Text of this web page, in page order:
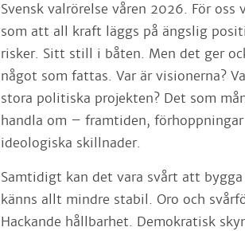
Svensk valrörelse våren 2026. För
som att all kraft läggs på ängslig
risker. Sitt still i båten. Men det ger
något som fattas. Var är visionerna?
stora politiska projekten? Det som
handla om – framtiden,
ideologiska skillnader.
Samtidigt kan det vara svårt att
känns allt mindre stabil. Oro och
Hackande hållbarhet. Demokratisk